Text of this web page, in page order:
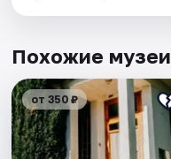
Похожие музеи
от 350 ₽